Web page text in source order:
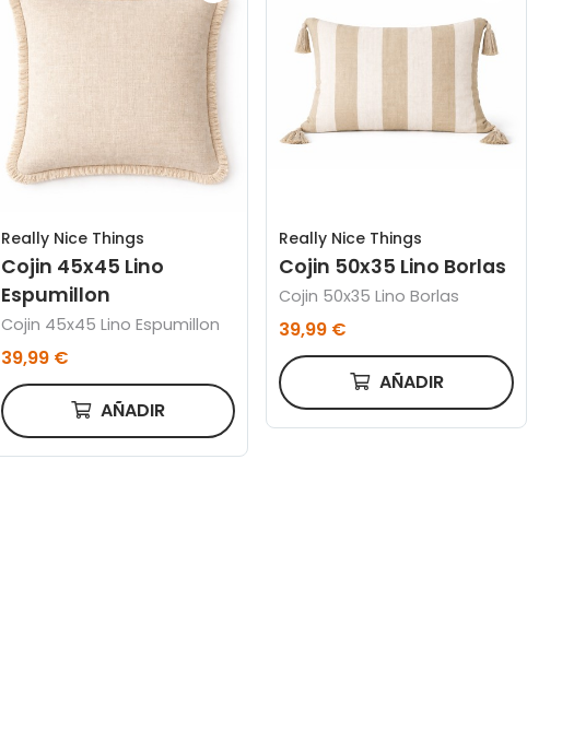
Really Nice Things
Cojin 45x45 Lino
Espumillon
Cojin 45x45 Lino Espumillon
39,99 €
AÑADIR
Really Nice Things
Cojin 50x35 Lino Borlas
Cojin 50x35 Lino Borlas
39,99 €
AÑADIR